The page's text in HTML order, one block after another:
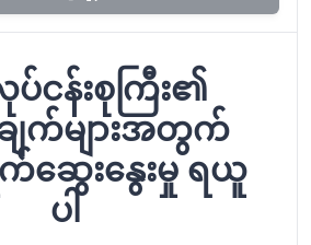
ငန်းစုကြီး၏
က်များအတွက်
ေးနွေးမှု ရယူ
ပါ